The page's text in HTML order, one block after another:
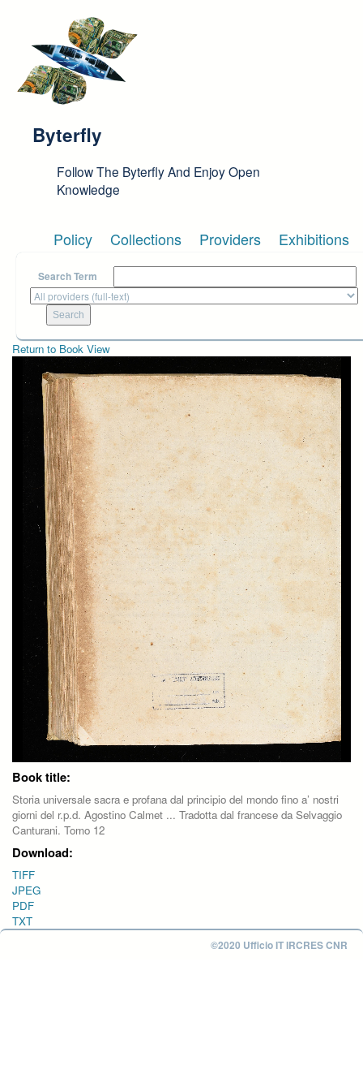
Byterfly
Follow The Byterfly And Enjoy Open
Knowledge
Policy Collections Providers Exhibitions
Search Term
Return to Book View
Book title:
Storia universale sacra e profana dal principio del mondo fino a’ nostri
giorni del r.p.d. Agostino Calmet ... Tradotta dal francese da Selvaggio
Canturani. Tomo 12
Download:
TIFF
JPEG
PDF
TXT
©2020 Ufficio IT IRCRES CNR